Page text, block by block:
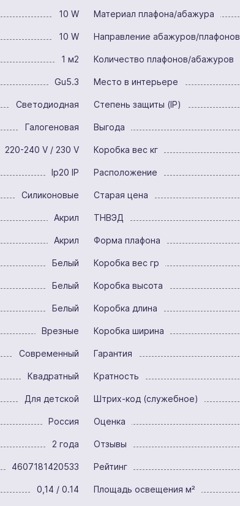
10 W
10 W
1 м2
Gu5.3
Светодиодная
Галогеновая
220-240 V / 230 V
Ip20 IP
Силиконовые
Акрил
Акрил
Белый
Белый
Белый
Врезные
Современный
Квадратный
Для детской
Россия
2 года
4607181420533
0,14 / 0.14
Материал плафона/абажура
Направление абажуров/плафонов
Количество плафонов/абажуров
Место в интерьере
Степень защиты (IP)
Выгода
Коробка вес кг
Расположение
Старая цена
ТНВЭД
Форма плафона
Коробка вес гр
Коробка высота
Коробка длина
Коробка ширина
Гарантия
Кратность
Штрих-код (служебное)
Оценка
Отзывы
Рейтинг
Площадь освещения м²